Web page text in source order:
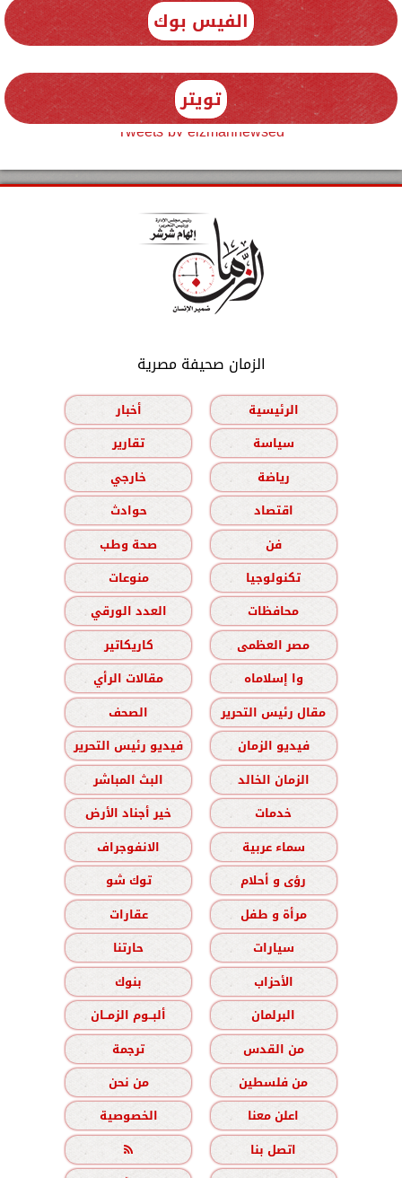
الفيس بوك
تويتر
Tweets by elzmannewseg
الزمان صحيفة مصرية
الرئيسية
أخبار
سياسة
تقارير
رياضة
خارجي
اقتصاد
حوادث
فن
صحة وطب
تكنولوجيا
منوعات
محافظات
العدد الورقي
مصر العظمى
كاريكاتير
وا إسلاماه
مقالات الرأي
مقال رئيس التحرير
الصحف
فيديو الزمان
فيديو رئيس التحرير
الزمان الخالد
البث المباشر
خدمات
خير أجناد الأرض
سماء عربية
الانفوجراف
رؤى و أحلام
توك شو
مرأة و طفل
عقارات
سيارات
حارتنا
الأحزاب
بنوك
البرلمان
ألبــوم الزمــان
من القدس
ترجمة
من فلسطين
من نحن
اعلن معنا
الخصوصية
اتصل بنا
